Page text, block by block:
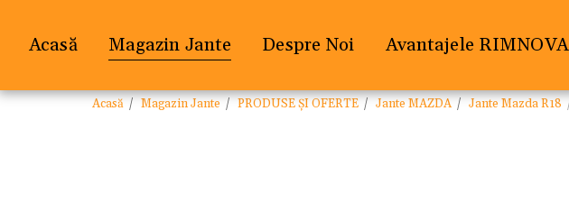
Acasă Magazin Jante Despre Noi Avantajele RIMNOVA
Acasă Magazin Jante PRODUSE ȘI OFERTE Jante MAZDA Jante Mazda R18